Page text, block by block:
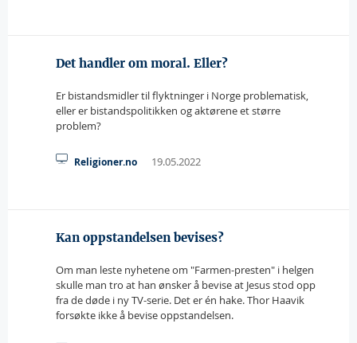
Det handler om moral. Eller?
Er bistandsmidler til flyktninger i Norge problematisk,
eller er bistandspolitikken og aktørene et større
problem?
Religioner.no 19.05.2022
Kan oppstandelsen bevises?
Om man leste nyhetene om "Farmen-presten" i helgen
skulle man tro at han ønsker å bevise at Jesus stod opp
fra de døde i ny TV-serie. Det er én hake. Thor Haavik
forsøkte ikke å bevise oppstandelsen.